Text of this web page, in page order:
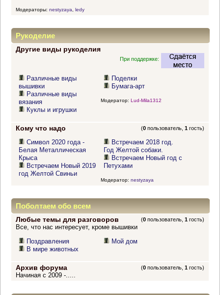
Модераторы: nestyzaya ledy
Рукоделие
Другие виды рукоделия
При поддержке:
Различные виды
вышивки
Различные виды
вязания
Куклы и игрушки
Поделки
Бумага-арт
Модератор: Lud-Mila1312
Кому что надо (0 пользователь,1 гость)
Символ 2020 года -
Белая Металлическая
Крыса
Встречаем Новый 2019
год Желтой Свиньи
Встречаем 2018 год.
Год Желтой собаки.
Встречаем Новый год с
Петухами
Модератор: nestyzaya
Поболтаем обо всем
Любые темы для разговоров (0 пользователь,1 гость)
Все, что нас интересует, кроме вышивки
Поздравления
В мире животных
Мой дом
Архив форума (0 пользователь,1 гость)
Начиная с 2009 -.....